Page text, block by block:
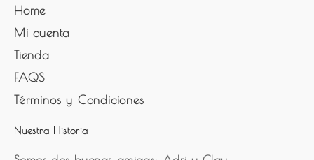
Home
Mi cuenta
Tienda
FAQS
Términos y Condiciones
Nuestra Historia